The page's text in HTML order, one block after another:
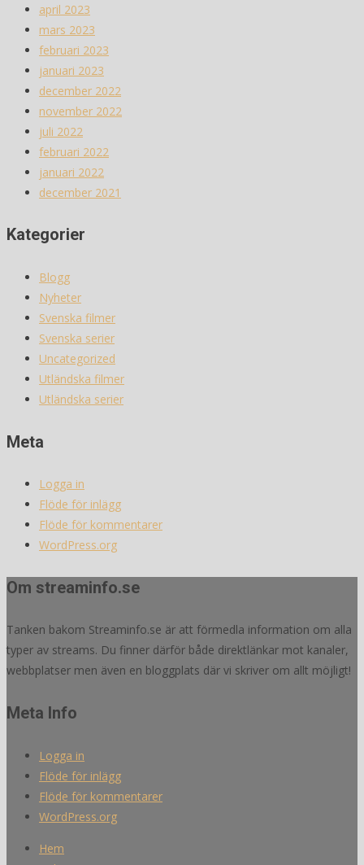
april 2023
mars 2023
februari 2023
januari 2023
december 2022
november 2022
juli 2022
februari 2022
januari 2022
december 2021
Kategorier
Blogg
Nyheter
Svenska filmer
Svenska serier
Uncategorized
Utländska filmer
Utländska serier
Meta
Logga in
Flöde för inlägg
Flöde för kommentarer
WordPress.org
Om streaminfo.se
Tanken bakom Streaminfo.se är att förmedla information om alla
typer av streams. Du finner därför både direktlänkar mot kanaler,
webbplatser men även en bloggplats där vi skriver om allt möjligt!
Meta Info
Logga in
Flöde för inlägg
Flöde för kommentarer
WordPress.org
Hem